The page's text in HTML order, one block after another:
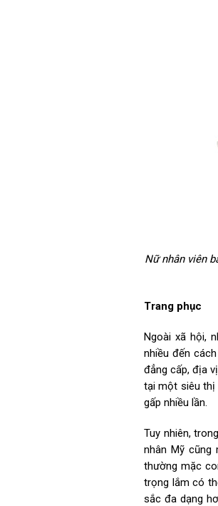
Nữ nhân viên
Trang phục
Ngoài xã hội,
nhiều đến
đẳng cấp, địa
tại một siêu
gấp nhiều lần.
Tuy nhiên,
nhân Mỹ
thường mặc
trọng lắm có
sắc đa dạng